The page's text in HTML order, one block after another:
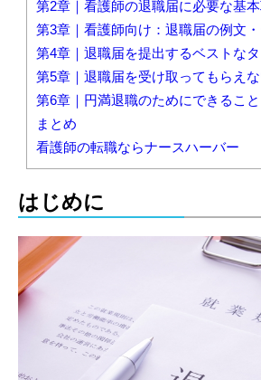
第2章｜看護師の退職届に必要な基
第3章｜看護師向け：退職届の例文
第4章｜退職届を提出するベストな
第5章｜退職届を受け取ってもらえ
第6章｜円満退職のためにできること
まとめ
看護師の転職ならナースハーバー
はじめに